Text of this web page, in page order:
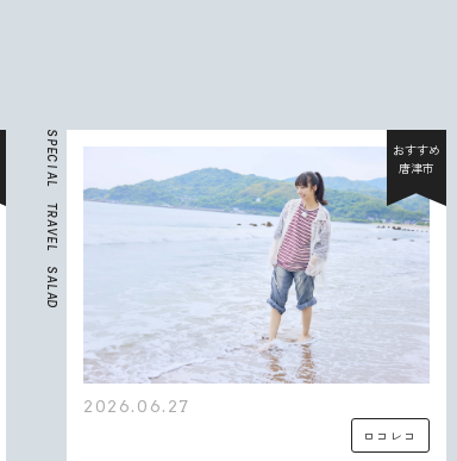
S
P
E
C
I
A
L
T
R
A
V
E
L
S
A
L
A
D
おすすめ
唐津市
2026.06.27
ロコレコ